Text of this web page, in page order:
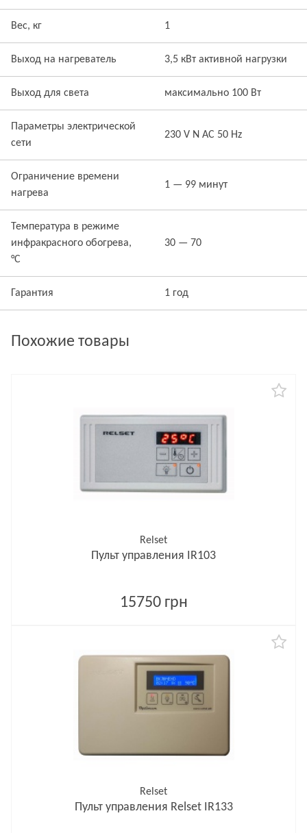
Вес, кг 1
Выход на нагреватель 3,5 кВт активной нагрузки
Выход для света максимально 100 Вт
Параметры электрической
сети
230 V N AC 50 Hz
Ограничение времени
нагрева
1 — 99 минут
Температура в режиме
инфракрасного обогрева,
°C
30 — 70
Гарантия 1 год
Похожие товары
Relset
Пульт управления IR103
15750 грн
Relset
Пульт управления Relset IR133